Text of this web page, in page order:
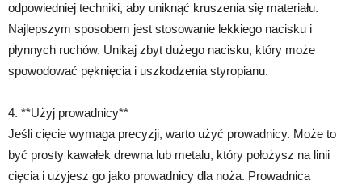
odpowiedniej techniki, aby uniknąć kruszenia się materiału.
Najlepszym sposobem jest stosowanie lekkiego nacisku i
płynnych ruchów. Unikaj zbyt dużego nacisku, który może
spowodować pęknięcia i uszkodzenia styropianu.
4. **Użyj prowadnicy**
Jeśli cięcie wymaga precyzji, warto użyć prowadnicy. Może to
być prosty kawałek drewna lub metalu, który położysz na linii
cięcia i użyjesz go jako prowadnicy dla noża. Prowadnica